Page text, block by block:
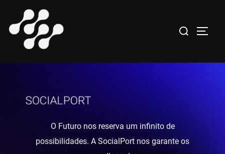
conteúdo
Pesquisar
O Futuro nos reserva um infinito de
possibilidades. A SocialPort nos garante os